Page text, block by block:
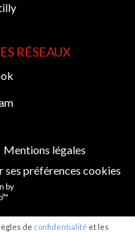
RÉSEAUX
Mentions légales
ses préférences cookies
by
de confidentialité et les